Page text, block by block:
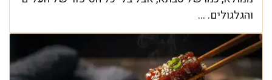
והגלגולים. ...